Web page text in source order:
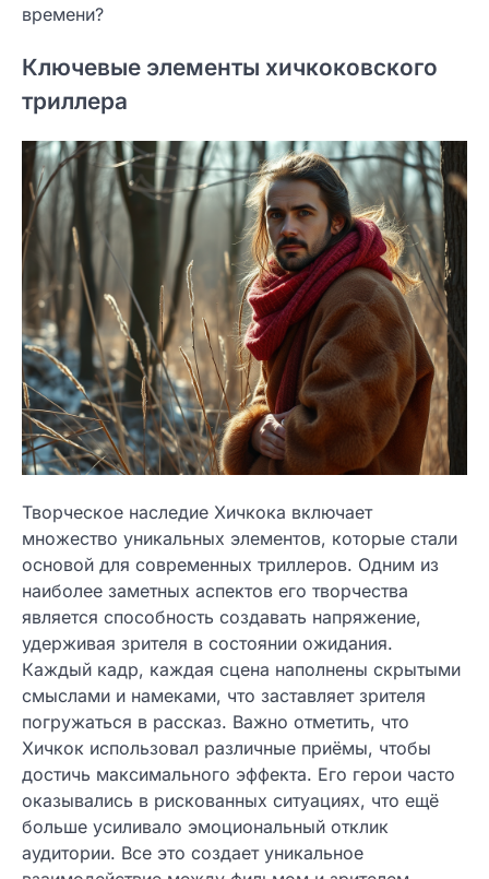
времени?
Ключевые элементы хичкоковского
триллера
Творческое наследие Хичкока включает
множество уникальных элементов, которые стали
основой для современных триллеров. Одним из
наиболее заметных аспектов его творчества
является способность создавать напряжение,
удерживая зрителя в состоянии ожидания.
Каждый кадр, каждая сцена наполнены скрытыми
смыслами и намеками, что заставляет зрителя
погружаться в рассказ. Важно отметить, что
Хичкок использовал различные приёмы, чтобы
достичь максимального эффекта. Его герои часто
оказывались в рискованных ситуациях, что ещё
больше усиливало эмоциональный отклик
аудитории. Все это создает уникальное